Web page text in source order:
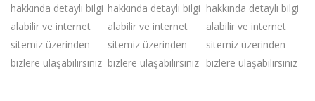
hakkında detaylı bilgi
alabilir ve internet
sitemiz üzerinden
bizlere ulaşabilirsiniz
hakkında detaylı bilgi
alabilir ve internet
sitemiz üzerinden
bizlere ulaşabilirsiniz
hakkında detaylı bilgi
alabilir ve internet
sitemiz üzerinden
bizlere ulaşabilirsiniz